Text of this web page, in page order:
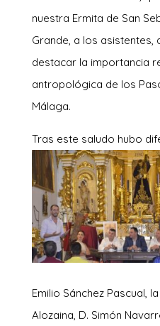
nuestra Ermita de San
Grande, a los asistentes,
destacar la importancia
antropológica de los
Málaga.
Tras este saludo hubo
Emilio Sánchez Pascual,
Alozaina, D. Simón